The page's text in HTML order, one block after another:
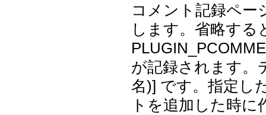
コメント記録ペー
します。省略する
が記録されます。
名)] です。指定し
トを追加した時に